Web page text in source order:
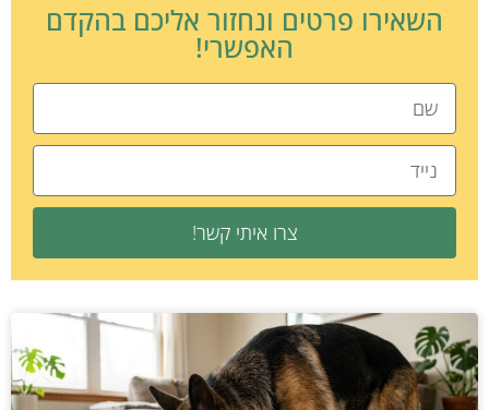
השאירו פרטים ונחזור אליכם בהקדם
האפשרי!
צרו איתי קשר!